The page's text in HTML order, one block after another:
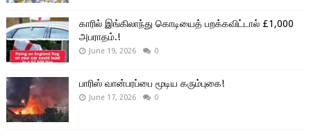
காரில் இங்கிலாந்து கொடியைத் பறக்கவிட்டால் £1,000
அபராதம்.!
June 19, 2026 0
பாரிஸ் வான்பரப்பை மூடிய கரும்புகை!
June 17, 2026 0